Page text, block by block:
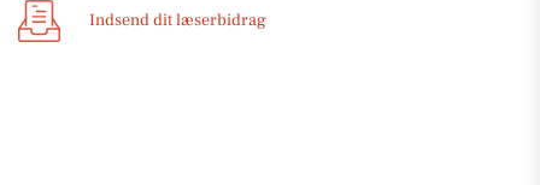
Indsend dit læserbidrag